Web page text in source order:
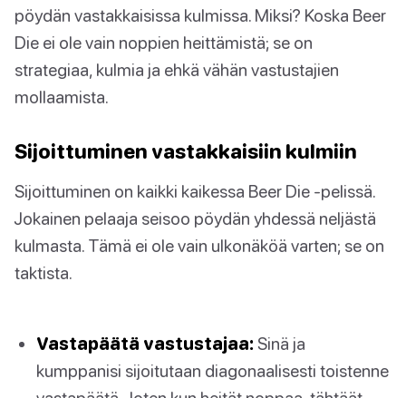
pöydän vastakkaisissa kulmissa. Miksi? Koska Beer
Die ei ole vain noppien heittämistä; se on
strategiaa, kulmia ja ehkä vähän vastustajien
mollaamista.
Sijoittuminen vastakkaisiin kulmiin
Sijoittuminen on kaikki kaikessa Beer Die -pelissä.
Jokainen pelaaja seisoo pöydän yhdessä neljästä
kulmasta. Tämä ei ole vain ulkonäköä varten; se on
taktista.
Vastapäätä vastustajaa: Sinä ja
kumppanisi sijoitutaan diagonaalisesti toistenne